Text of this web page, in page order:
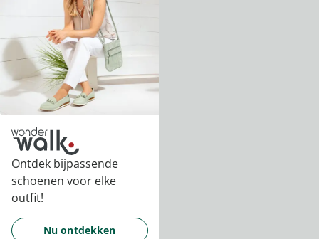
Ontdek bijpassende
schoenen voor elke
outfit!
Nu ontdekken